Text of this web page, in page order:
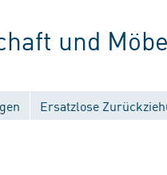
und
Ersatzlose